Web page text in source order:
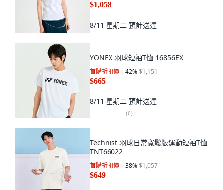
$1,058
8/11 星期二 預計送達
YONEX 羽球短袖T恤 16856EX
首購折扣價 42%$1,151
$665
8/11 星期二 預計送達
(6)
Technist 羽球日常寬鬆版運動短袖T恤
TNT66022
首購折扣價 38%$1,057
$649